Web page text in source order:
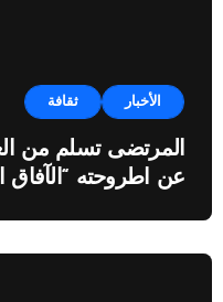
الأخبار ثقافة
المرتضى تسلم من
عن اطروحته “الآفاق